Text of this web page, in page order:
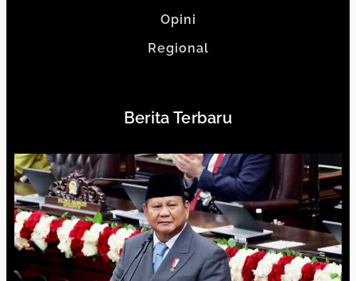
Opini
Regional
Berita Terbaru